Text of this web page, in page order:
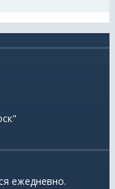
ежедневно.